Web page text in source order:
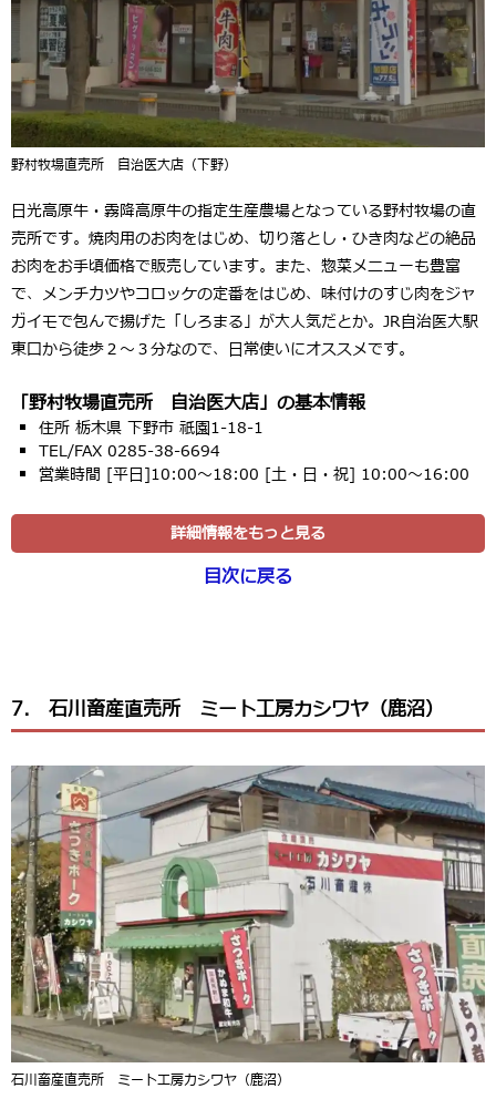
野村牧場直売所 自治医大店（下野）
日光高原牛・霧降高原牛の指定生産農場となっている野村牧場の直
売所です。焼肉用のお肉をはじめ、切り落とし・ひき肉などの絶品
お肉をお手頃価格で販売しています。また、惣菜メニューも豊富
で、メンチカツやコロッケの定番をはじめ、味付けのすじ肉をジャ
ガイモで包んで揚げた「しろまる」が大人気だとか。JR自治医大駅
東口から徒歩２～３分なので、日常使いにオススメです。
「野村牧場直売所 自治医大店」の基本情報
住所 栃木県 下野市 祇園1-18-1
TEL/FAX 0285-38-6694
営業時間 [平日]10:00～18:00 [土・日・祝] 10:00～16:00
詳細情報をもっと見る
目次に戻る
7． 石川畜産直売所 ミート工房カシワヤ（鹿沼）
石川畜産直売所 ミート工房カシワヤ（鹿沼）